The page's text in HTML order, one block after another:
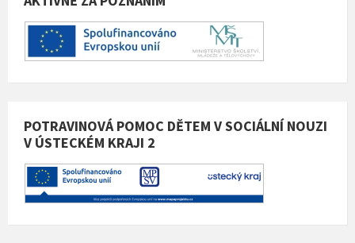
POTRAVINOVÁ POMOC DĚTEM V SOCIÁLNÍ NOUZI
V ÚSTECKÉM KRAJI 2